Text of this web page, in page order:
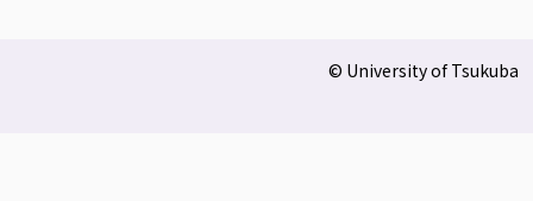
© University of Tsukuba